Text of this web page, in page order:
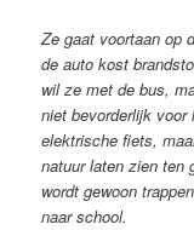
Ze gaat voortaan op
de auto kost
wil ze met de bus,
niet bevorderlijk
elektrische fiets,
natuur laten zien ten
wordt gewoon
naar school.